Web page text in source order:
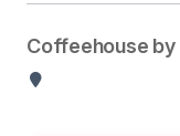
Coffeehouse by